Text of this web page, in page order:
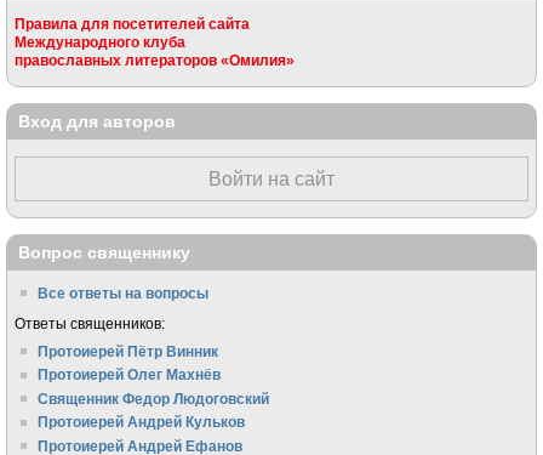
Правила для посетителей сайта
Международного клуба
православных литераторов «Омилия»
Вход для авторов
Войти на сайт
Вопрос священнику
Все ответы на вопросы
Ответы священников:
Протоиерей Пётр Винник
Протоиерей Олег Махнёв
Священник Федор Людоговский
Протоиерей Андрей Кульков
Протоиерей Андрей Ефанов